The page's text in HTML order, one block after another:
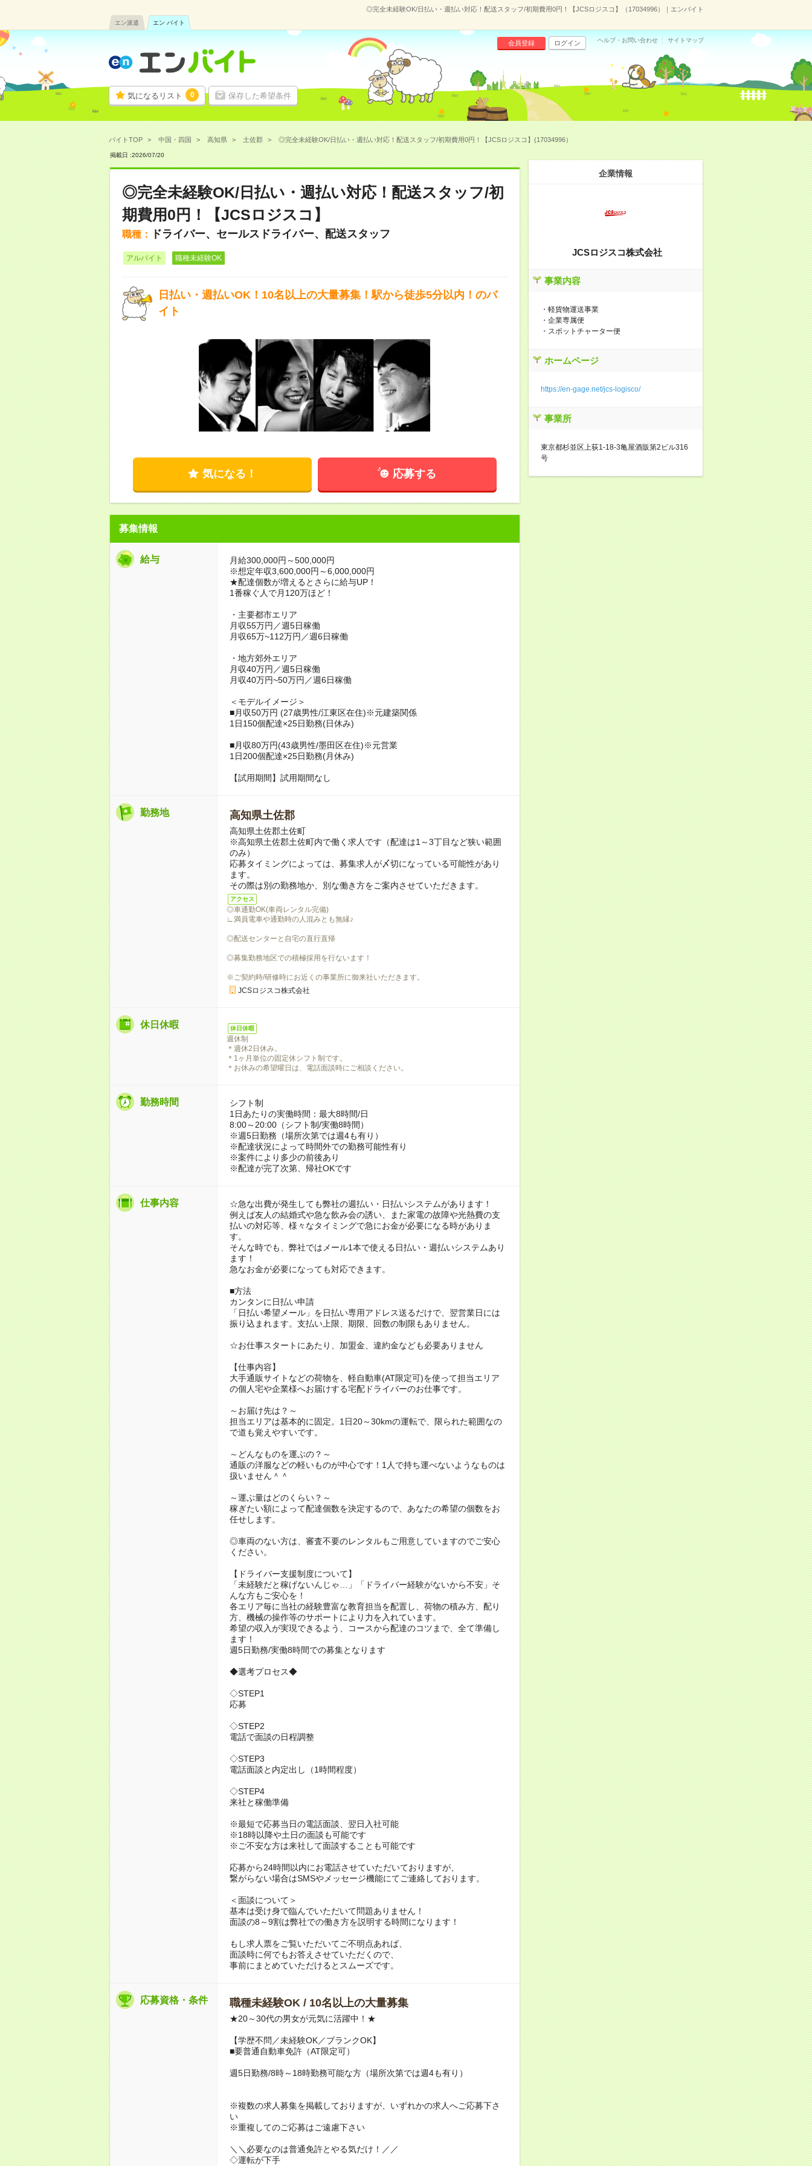
◎完全未経験OK/日払い・週払い対応！配送スタッフ/初期費用0円！【JCSロジスコ】（17034996）｜エンバイト
エン派遣 エン バイト
気になるリスト 0 保存した希望条件
会員登録 ログイン ヘルプ・お問い合わせ サイトマップ
バイトTOP 中国・四国 高知県 土佐郡 ◎完全未経験OK/日払い・週払い対応！配送スタッフ/初期費用0円！【JCSロジスコ】(17034996）
掲載日 :2026/07/20
◎完全未経験OK/日払い・週払い対応！配送スタッフ/初
期費用0円！【JCSロジスコ】
職種： ドライバー、セールスドライバー、配送スタッフ
アルバイト 職種未経験OK
日払い・週払いOK！10名以上の大量募集！駅から徒歩5分以内！のバ
イト
気になる！ 応募する
募集情報
給与
月給300,000円～500,000円
※想定年収3,600,000円～6,000,000円
★配達個数が増えるとさらに給与UP！
1番稼ぐ人で月120万ほど！
・主要都市エリア
月収55万円／週5日稼働
月収65万~112万円／週6日稼働
・地方郊外エリア
月収40万円／週5日稼働
月収40万円~50万円／週6日稼働
＜モデルイメージ＞
■月収50万円 (27歳男性/江東区在住)※元建築関係
1日150個配達×25日勤務(日休み)
■月収80万円(43歳男性/墨田区在住)※元営業
1日200個配達×25日勤務(月休み)
【試用期間】試用期間なし
勤務地 高知県土佐郡
高知県土佐郡土佐町
※高知県土佐郡土佐町内で働く求人です（配達は1～3丁目など狭い範囲
のみ）
応募タイミングによっては、募集求人が〆切になっている可能性があり
ます。
その際は別の勤務地か、別な働き方をご案内させていただきます。
アクセス
◎車通勤OK(車両レンタル完備)
∟満員電車や通勤時の人混みとも無縁♪
◎配送センターと自宅の直行直帰
◎募集勤務地区での積極採用を行ないます！
※ご契約時/研修時にお近くの事業所に御来社いただきます。
JCSロジスコ株式会社
休日休暇 休日休暇
週休制
＊週休2日休み。
＊1ヶ月単位の固定休シフト制です。
＊お休みの希望曜日は、電話面談時にご相談ください。
勤務時間
シフト制
1日あたりの実働時間：最大8時間/日
8:00～20:00（シフト制/実働8時間）
※週5日勤務（場所次第では週4も有り）
※配達状況によって時間外での勤務可能性有り
※案件により多少の前後あり
※配達が完了次第、帰社OKです
仕事内容
☆急な出費が発生しても弊社の週払い・日払いシステムがあります！
例えば友人の結婚式や急な飲み会の誘い、また家電の故障や光熱費の支
払いの対応等、様々なタイミングで急にお金が必要になる時がありま
す。
そんな時でも、弊社ではメール1本で使える日払い・週払いシステムあり
ます！
急なお金が必要になっても対応できます。
■方法
カンタンに日払い申請
「日払い希望メール」を日払い専用アドレス送るだけで、翌営業日には
振り込まれます。支払い上限、期限、回数の制限もありません。
☆お仕事スタートにあたり、加盟金、違約金なども必要ありません
【仕事内容】
大手通販サイトなどの荷物を、軽自動車(AT限定可)を使って担当エリア
の個人宅や企業様へお届けする宅配ドライバーのお仕事です。
～お届け先は？～
担当エリアは基本的に固定。1日20～30kmの運転で、限られた範囲なの
で道も覚えやすいです。
～どんなものを運ぶの？～
通販の洋服などの軽いものが中心です！1人で持ち運べないようなものは
扱いません＾＾
～運ぶ量はどのくらい？～
稼ぎたい額によって配達個数を決定するので、あなたの希望の個数をお
任せします。
◎車両のない方は、審査不要のレンタルもご用意していますのでご安心
ください。
【ドライバー支援制度について】
「未経験だと稼げないんじゃ…」「ドライバー経験がないから不安」そ
んな方もご安心を！
各エリア毎に当社の経験豊富な教育担当を配置し、荷物の積み方、配り
方、機械の操作等のサポートにより力を入れています。
希望の収入が実現できるよう、コースから配達のコツまで、全て準備し
ます！
週5日勤務/実働8時間での募集となります
◆選考プロセス◆
◇STEP1
応募
◇STEP2
電話で面談の日程調整
◇STEP3
電話面談と内定出し（1時間程度）
◇STEP4
来社と稼働準備
※最短で応募当日の電話面談、翌日入社可能
※18時以降や土日の面談も可能です
※ご不安な方は来社して面談することも可能です
応募から24時間以内にお電話させていただいておりますが、
繋がらない場合はSMSやメッセージ機能にてご連絡しております。
＜面談について＞
基本は受け身で臨んでいただいて問題ありません！
面談の8～9割は弊社での働き方を説明する時間になります！
もし求人票をご覧いただいてご不明点あれば、
面談時に何でもお答えさせていただくので、
事前にまとめていただけるとスムーズです。
応募資格・条件 職種未経験OK / 10名以上の大量募集
★20～30代の男女が元気に活躍中！★
【学歴不問／未経験OK／ブランクOK】
■要普通自動車免許（AT限定可）
週5日勤務/8時～18時勤務可能な方（場所次第では週4も有り）
※複数の求人募集を掲載しておりますが、いずれかの求人へご応募下さ
い
※重複してのご応募はご遠慮下さい
＼＼必要なのは普通免許とやる気だけ！／／
◇運転が下手
企業情報
JCSロジスコ株式会社
事業内容
・軽貨物運送事業
・企業専属便
・スポットチャーター便
ホームページ
https://en-gage.net/jcs-logisco/
事業所
東京都杉並区上荻1-18-3亀屋酒販第2ビル316
号